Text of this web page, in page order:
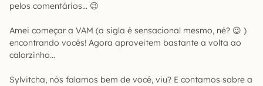
pelos comentários… 😉
Amei começar a VAM (a sigla é sensacional mesmo, né? 😉 )
encontrando vocês! Agora aproveitem bastante a volta ao
calorzinho…
Sylvitcha, nós falamos bem de você, viu? E contamos sobre a